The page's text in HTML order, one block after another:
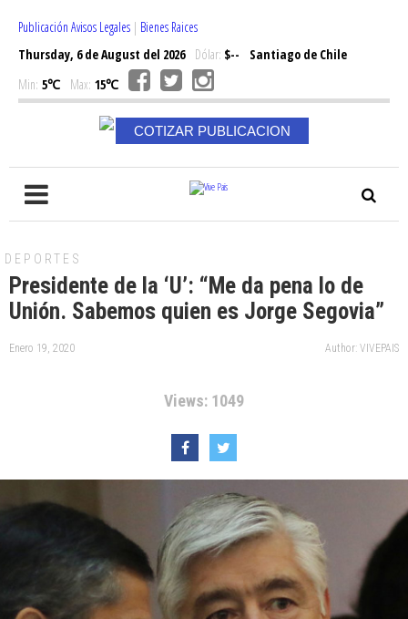
Publicación Avisos Legales | Bienes Raices
Thursday, 6 de August del 2026Dólar: $--
Santiago de Chile
Min: 5℃ Max: 15℃
COTIZAR PUBLICACION
DEPORTES
Presidente de la ‘U’: “Me da pena lo de
Unión. Sabemos quien es Jorge Segovia”
Enero 19, 2020 Author: VIVEPAIS
Views: 1049